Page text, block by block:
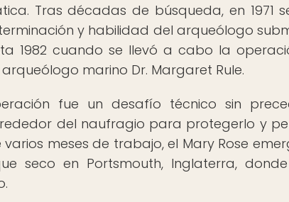
Tras décadas de búsqueda, en 1971
y habilidad del arqueólogo
1982 cuando se llevó a cabo la
marino Dr. Margaret Rule.
fue un desafío técnico sin
del naufragio para protegerlo y
varios meses de trabajo, el Mary Rose
seco en Portsmouth, Inglaterra,